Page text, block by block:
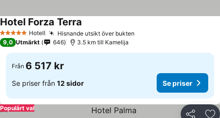
5 Stjärnor Hotell Hisnande utsikt över bukten
Hotel Forza Terra
9,0 Utmärkt 646 3.5 km till Kamelija
Från 6 517 kr
Se priser från 12 sidor Se priser
Populärt val